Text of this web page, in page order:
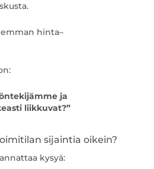
hinta–
ja
liikkuvat?”
sijaintia oikein?
kysyä: